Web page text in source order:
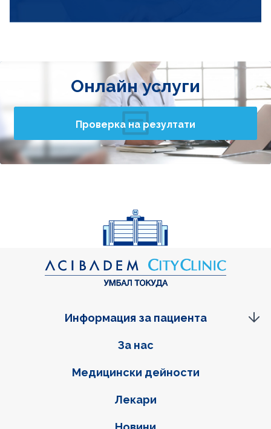
Онлайн услуги
Проверка на резултати
Фуутер навигация
За нас
Медицински дейности
Лекари
Информация за пациента